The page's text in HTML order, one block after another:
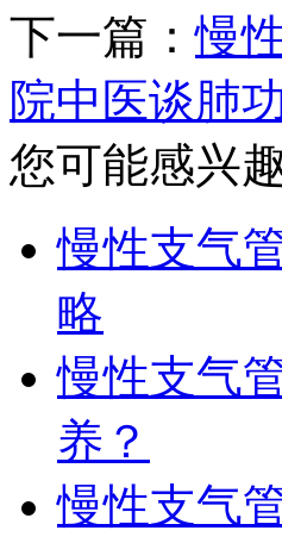
下一篇：慢
院中医谈肺
您可能感兴
慢性支气
略
慢性支气
养？
慢性支气